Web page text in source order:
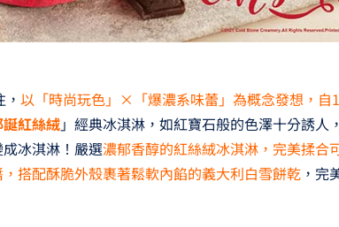
以「時尚玩色」×「爆濃系味蕾」為概念發想，自
紅絲絨」經典冰淇淋，如紅寶石般的色澤十分誘人
冰淇淋！嚴選濃郁香醇的紅絲絨冰淇淋，完美揉合
搭配酥脆外殼裹著鬆軟內餡的義大利白雪餅乾，完